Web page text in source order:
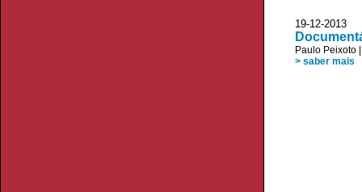
19-12-2013
Paulo Peixoto
> saber mais